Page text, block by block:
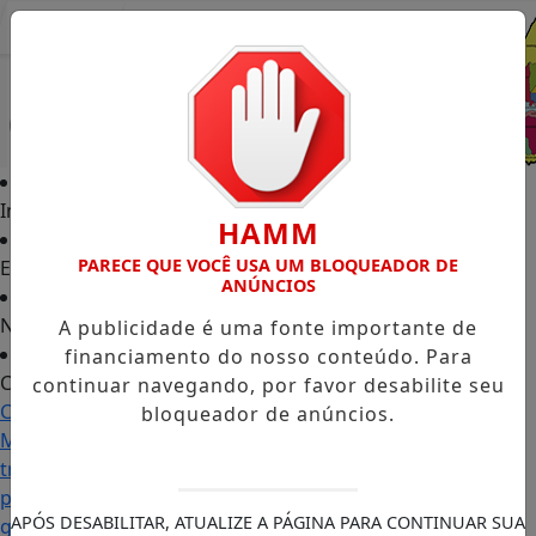
Início
Edições
Notícias
Contato
Carol
Monteiro:
trajetória
política
ganha
HAMM
PARECE QUE VOCÊ USA UM BLOQUEADOR DE
ANÚNCIOS
A publicidade é uma fonte importante de
financiamento do nosso conteúdo. Para
continuar navegando, por favor desabilite seu
bloqueador de anúncios.
APÓS DESABILITAR, ATUALIZE A PÁGINA PARA CONTINUAR SUA